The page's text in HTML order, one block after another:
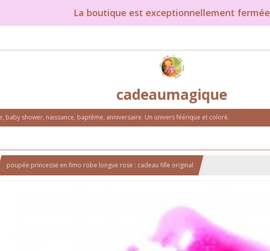
La boutique est exceptionnellement fermée
cadeaumagique
baby shower, naissance, baptême, anniversaire. Un univers féérique et coloré.
poupée princesse en fimo robe longue rose : cadeau fille original